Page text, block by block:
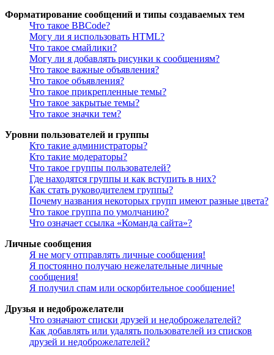
Форматирование сообщений и типы создаваемых тем
Что такое BBCode?
Могу ли я использовать HTML?
Что такое смайлики?
Могу ли я добавлять рисунки к сообщениям?
Что такое важные объявления?
Что такое объявления?
Что такое прикрепленные темы?
Что такое закрытые темы?
Что такое значки тем?
Уровни пользователей и группы
Кто такие администраторы?
Кто такие модераторы?
Что такое группы пользователей?
Где находятся группы и как вступить в них?
Как стать руководителем группы?
Почему названия некоторых групп имеют разные цвета?
Что такое группа по умолчанию?
Что означает ссылка «Команда сайта»?
Личные сообщения
Я не могу отправлять личные сообщения!
Я постоянно получаю нежелательные личные
сообщения!
Я получил спам или оскорбительное сообщение!
Друзья и недоброжелатели
Что означают списки друзей и недоброжелателей?
Как добавлять или удалять пользователей из списков
друзей и недоброжелателей?